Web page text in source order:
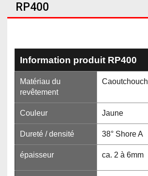
RP400
Information produit RP400
Matériau du
revêtement
Caoutchouch
Couleur Jaune
Dureté / densité 38° Shore A
épaisseur ca. 2 à 6mm